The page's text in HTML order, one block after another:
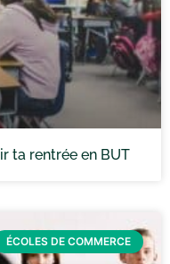
ta rentrée en BUT
ÉCOLES DE COMMERCE